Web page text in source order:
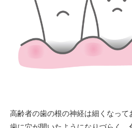
高齢者の歯の根の神経は細くなって